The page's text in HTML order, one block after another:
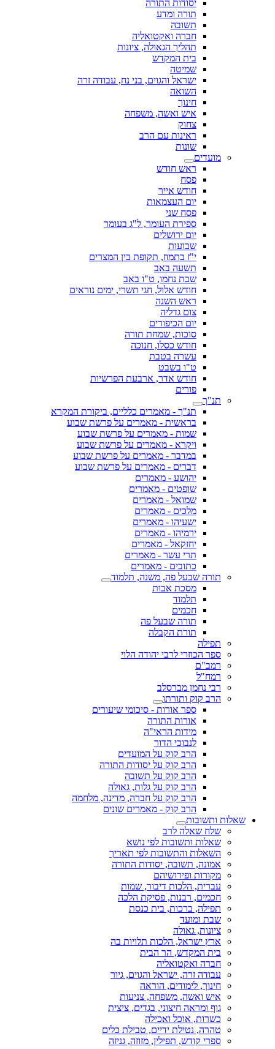
יסודות התורה
תורה ומדע
תשובה
חברה ואקטואליה
תהליך הגאולה, ציונות
בית המקדש
שמיטה
ישראל והגוים, בני נח, עבודה זרה
השואה
חינוך
איש ואשה, משפחה
צחוק
ראינות עם הרב
שונות
מועדים
ראש חודש
פסח
חודש אייר
יום העצמאות
פסח שני
ספירת העומר, ל"ג בעומר
יום ירושלים
שבועות
י"ז בתמוז, תקופת בין המצרים
תשעה באב
שבת נחמו, ט"ו באב
חודש אלול, חגי תשרי, ימים נוראים
ראש השנה
צום גדליה
יום הכיפורים
סוכות, שמחת תורה
חודש כסלו, חנוכה
עשרה בטבת
ט"ו בשבט
חודש אדר, ארבעת הפרשיות
פורים
תנ"ך
תנ"ך - מאמרים כלליים, ביקורת המקרא
בראשית - מאמרים על פרשת שבוע
שמות - מאמרים על פרשת שבוע
ויקרא - מאמרים על פרשת שבוע
במדבר - מאמרים על פרשת שבוע
דברים - מאמרים על פרשת שבוע
יהושע - מאמרים
שופטים - מאמרים
שמואל - מאמרים
מלכים - מאמרים
ישעיהו - מאמרים
ירמיהו - מאמרים
יחזקאל - מאמרים
תרי עשר - מאמרים
כתובים - מאמרים
תורה שבעל פה, משנה, תלמוד
מסכת אבות
תלמוד
חכמים
תורה שבעל פה
תורת הקבלה
תפילה
ספר הכוזרי לרבי יהודה הלוי
רמב"ם
רמח"ל
רבי נחמן מברסלב
הרב קוק ותורתו
ספר אורות - סיכומי שיעורים
אורות התורה
מידות הראי"ה
לנבוכי הדור
הרב קוק על המועדים
הרב קוק על יסודות התורה
הרב קוק על תשובה
הרב קוק על גלות, גאולה
הרב קוק על חברה, מדינה, מלחמה
הרב קוק - מאמרים שונים
שאלות ותשובות
שלח שאלה לרב
שאלות ותשובות לפי נושא
השאלות והתשובות לפי תאריך
אמונה, תשובה, יסודות התורה
מקורות ופירושיהם
עברית, הלכות דיבור, שמות
חכמים, רבנות, פסיקת הלכה
תפילה, ברכות, בית כנסת
שבת ומועד
ציונות, גאולה
ארץ ישראל, הלכות תלויות בה
בית המקדש, הר הבית
חברה ואקטואליה
עבודה זרה, ישראל והגוים, גיור
חינוך, לימודים, הוראה
איש ואשה, משפחה, צניעות
גוף ומראה חיצוני, בגדים, ציצית
כשרות, אוכל ואכילה
טהרה, נטילת ידיים, טבילת כלים
ספרי קודש, תפילין, מזוזה, גניזה